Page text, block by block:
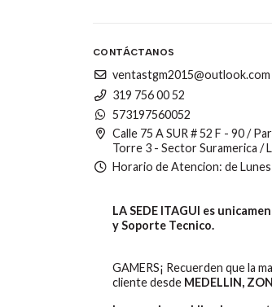
CONTÁCTANOS
ventastgm2015@outlook.com
319 756 00 52
573197560052
Calle 75 A SUR # 52 F - 90 /
Torre 3 - Sector Suramerica /
Horario de Atencion: de Lunes
LA SEDE ITAGUI es
y Soporte Tecnico.
GAMERS¡ Recuerden que la
cliente desde MEDELLIN,